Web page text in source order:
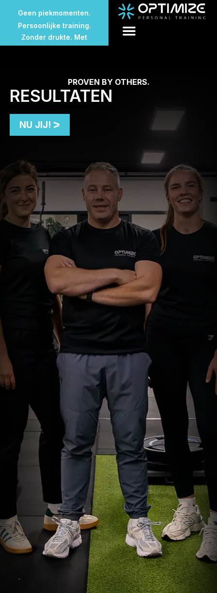
Geen piekmomenten.
Persoonlijke training.
Zonder drukte. Met
Geen piekmomenten.PROVEN BY OTHERS.
RESULTATEN
NU JIJ!